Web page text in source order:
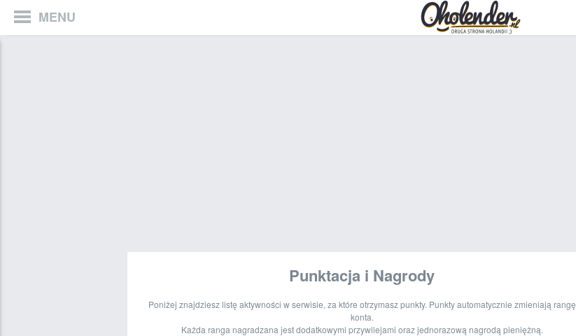
MENU
Punktacja i Nagrody
Poniżej znajdziesz listę aktywności w serwisie, za które otrzymasz punkty. Punkty automatycznie zmieniają rangę
konta.
Każda ranga nagradzana jest dodatkowymi przywilejami oraz jednorazową nagrodą pieniężną.